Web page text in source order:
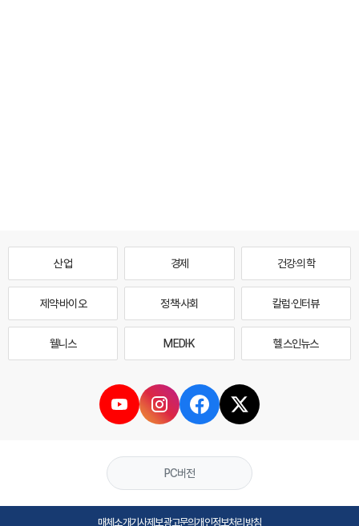
산업 경제 건강·의학
제약·바이오 정책·사회 칼럼·인터뷰
웰니스 MEDI·K 헬스인뉴스
PC버전
매체소개기사제보광고문의개인정보처리방침